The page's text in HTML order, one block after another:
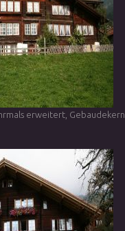
erweitert, Gebaudekern